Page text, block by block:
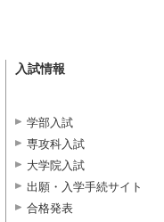
入試情報
学部入試
専攻科入試
大学院入試
出願・入学手続サイト
合格発表